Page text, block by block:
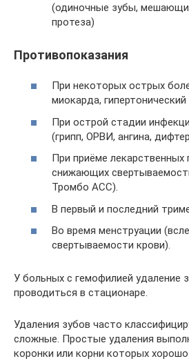
(одиночные зубы,
протеза)
Противопоказания
При некоторых острых
миокарда, гипертонический
При острой стадии
(грипп, ОРВИ, ангина,
При приёме лекарственных
снижающих
Тромбо АСС).
В первый и последний
Во время менструации
свертываемости крови).
У больных с гемофилией удаление
проводиться в стационаре.
Удаления зубов часто
сложные. Простые удаления
коронки или корни которых